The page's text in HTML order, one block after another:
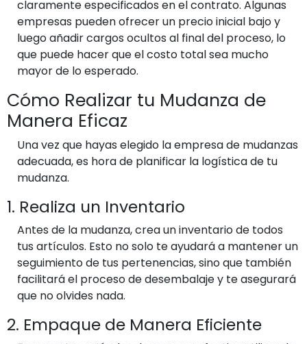
claramente especificados en el contrato. Algunas
empresas pueden ofrecer un precio inicial bajo y
luego añadir cargos ocultos al final del proceso, lo
que puede hacer que el costo total sea mucho
mayor de lo esperado.
Cómo Realizar tu Mudanza de
Manera Eficaz
Una vez que hayas elegido la empresa de mudanzas
adecuada, es hora de planificar la logística de tu
mudanza.
1. Realiza un Inventario
Antes de la mudanza, crea un inventario de todos
tus artículos. Esto no solo te ayudará a mantener un
seguimiento de tus pertenencias, sino que también
facilitará el proceso de desembalaje y te asegurará
que no olvides nada.
2. Empaque de Manera Eficiente